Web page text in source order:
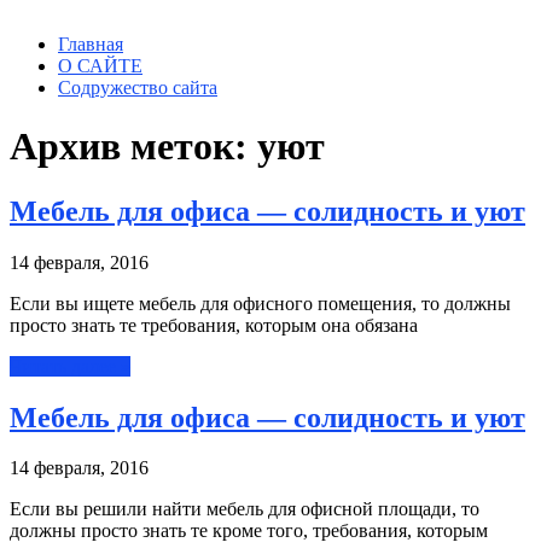
Главная
О САЙТЕ
Содружество сайта
Архив меток: уют
Мебель для офиса — солидность и уют
14 февраля, 2016
Если вы ищете мебель для офисного помещения, то должны
просто знать те требования, которым она обязана
Мебель для офиса — солидность и уют
14 февраля, 2016
Если вы решили найти мебель для офисной площади, то
должны просто знать те кроме того, требования, которым